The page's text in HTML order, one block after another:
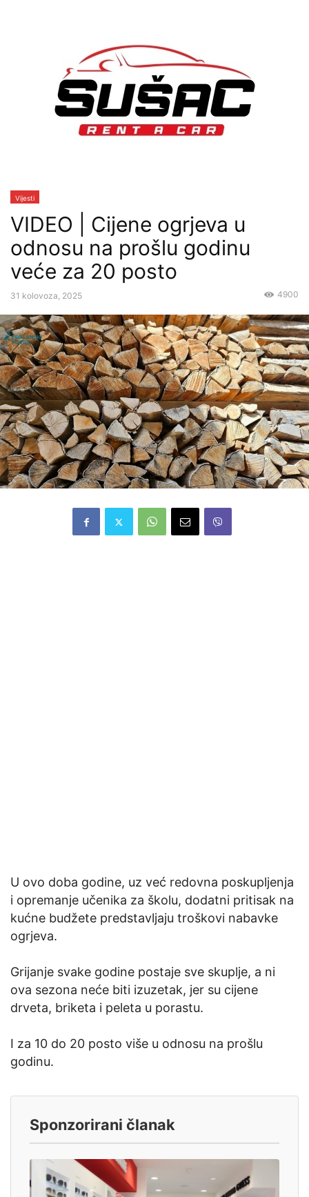
Vijesti
VIDEO | Cijene ogrjeva u
odnosu na prošlu godinu
veće za 20 posto
31 kolovoza, 2025 4900
U ovo doba godine, uz već redovna poskupljenja
i opremanje učenika za školu, dodatni pritisak na
kućne budžete predstavljaju troškovi nabavke
ogrjeva.
Grijanje svake godine postaje sve skuplje, a ni
ova sezona neće biti izuzetak, jer su cijene
drveta, briketa i peleta u porastu.
I za 10 do 20 posto više u odnosu na prošlu
godinu.
Sponzorirani članak